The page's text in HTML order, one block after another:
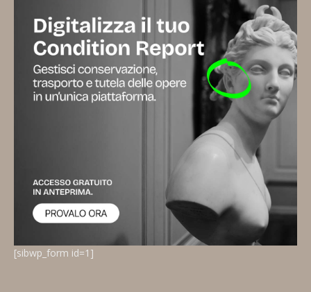
[sibwp_form id=1]